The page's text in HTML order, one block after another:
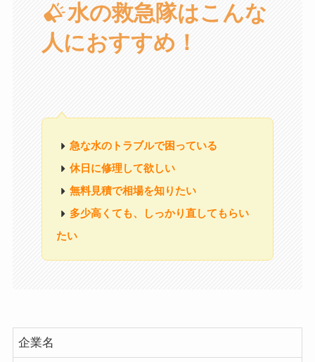
水の救急隊はこんな
人におすすめ！
急な水のトラブルで困っている
休日に修理して欲しい
無料見積で相場を知りたい
多少高くても、しっかり直してもらい
たい
企業名